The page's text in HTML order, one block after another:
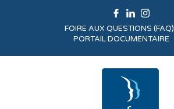
FOIRE AUX QUESTIONS (FAQ)
PORTAIL DOCUMENTAIRE